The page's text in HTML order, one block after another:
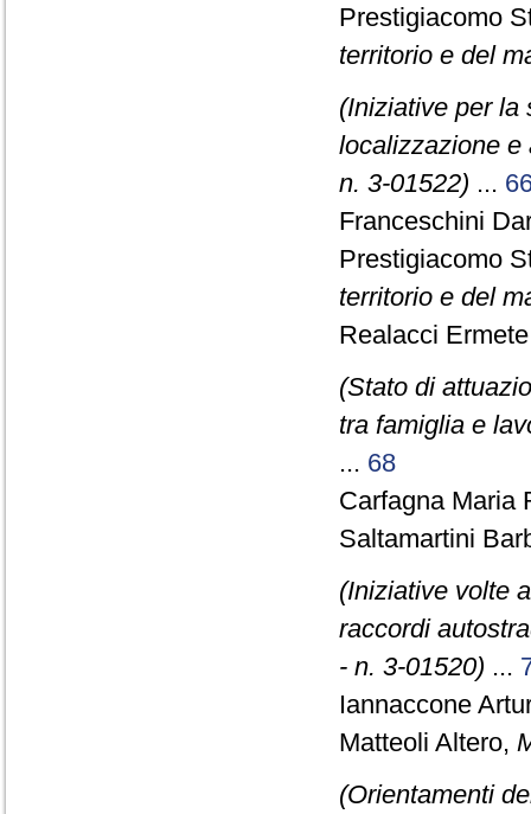
Prestigiacomo
territorio e del
(Iniziative per la
localizzazione e
n. 3-01522) ...
Franceschini
Prestigiacomo
territorio e del
Realacci
(Stato di
tra famiglia e
... 68
Carfagna Maria
Saltamartini
(Iniziative volte
raccordi
- n. 3-01520) ...
Iannaccone
Matteoli Altero,
(Orientamenti